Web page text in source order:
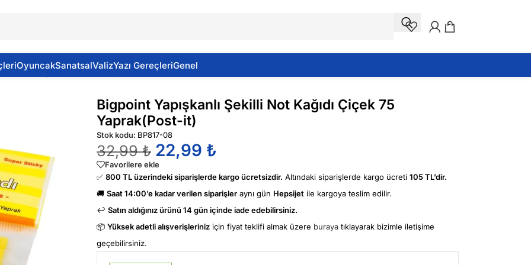
OyuncakSanatsalValizYazı GereçleriGenel
Not Kağıdı Çiçek 75 Yaprak(Post-it)
Bigpoint Yapışkanlı Şekilli Not Kağıdı Çiçek 75
Yaprak(Post-it)
Stok kodu: BP817-08
32,99₺ 22,99 ₺
Favorilere ekle
✅ 800 TL üzerindeki siparişlerde kargo ücretsizdir. Altındaki siparişlerde kargo ücreti 105 TL’dir.
🚚 Saat 14:00’e kadar verilen siparişler aynı gün Hepsijet ile kargoya teslim edilir.
↩️ Satın aldığınız ürünü 14 gün içinde iade edebilirsiniz.
📦 Yüksek adetli alışverişleriniz için fiyat teklifi almak üzere buraya tıklayarak bizimle iletişime
geçebilirsiniz.